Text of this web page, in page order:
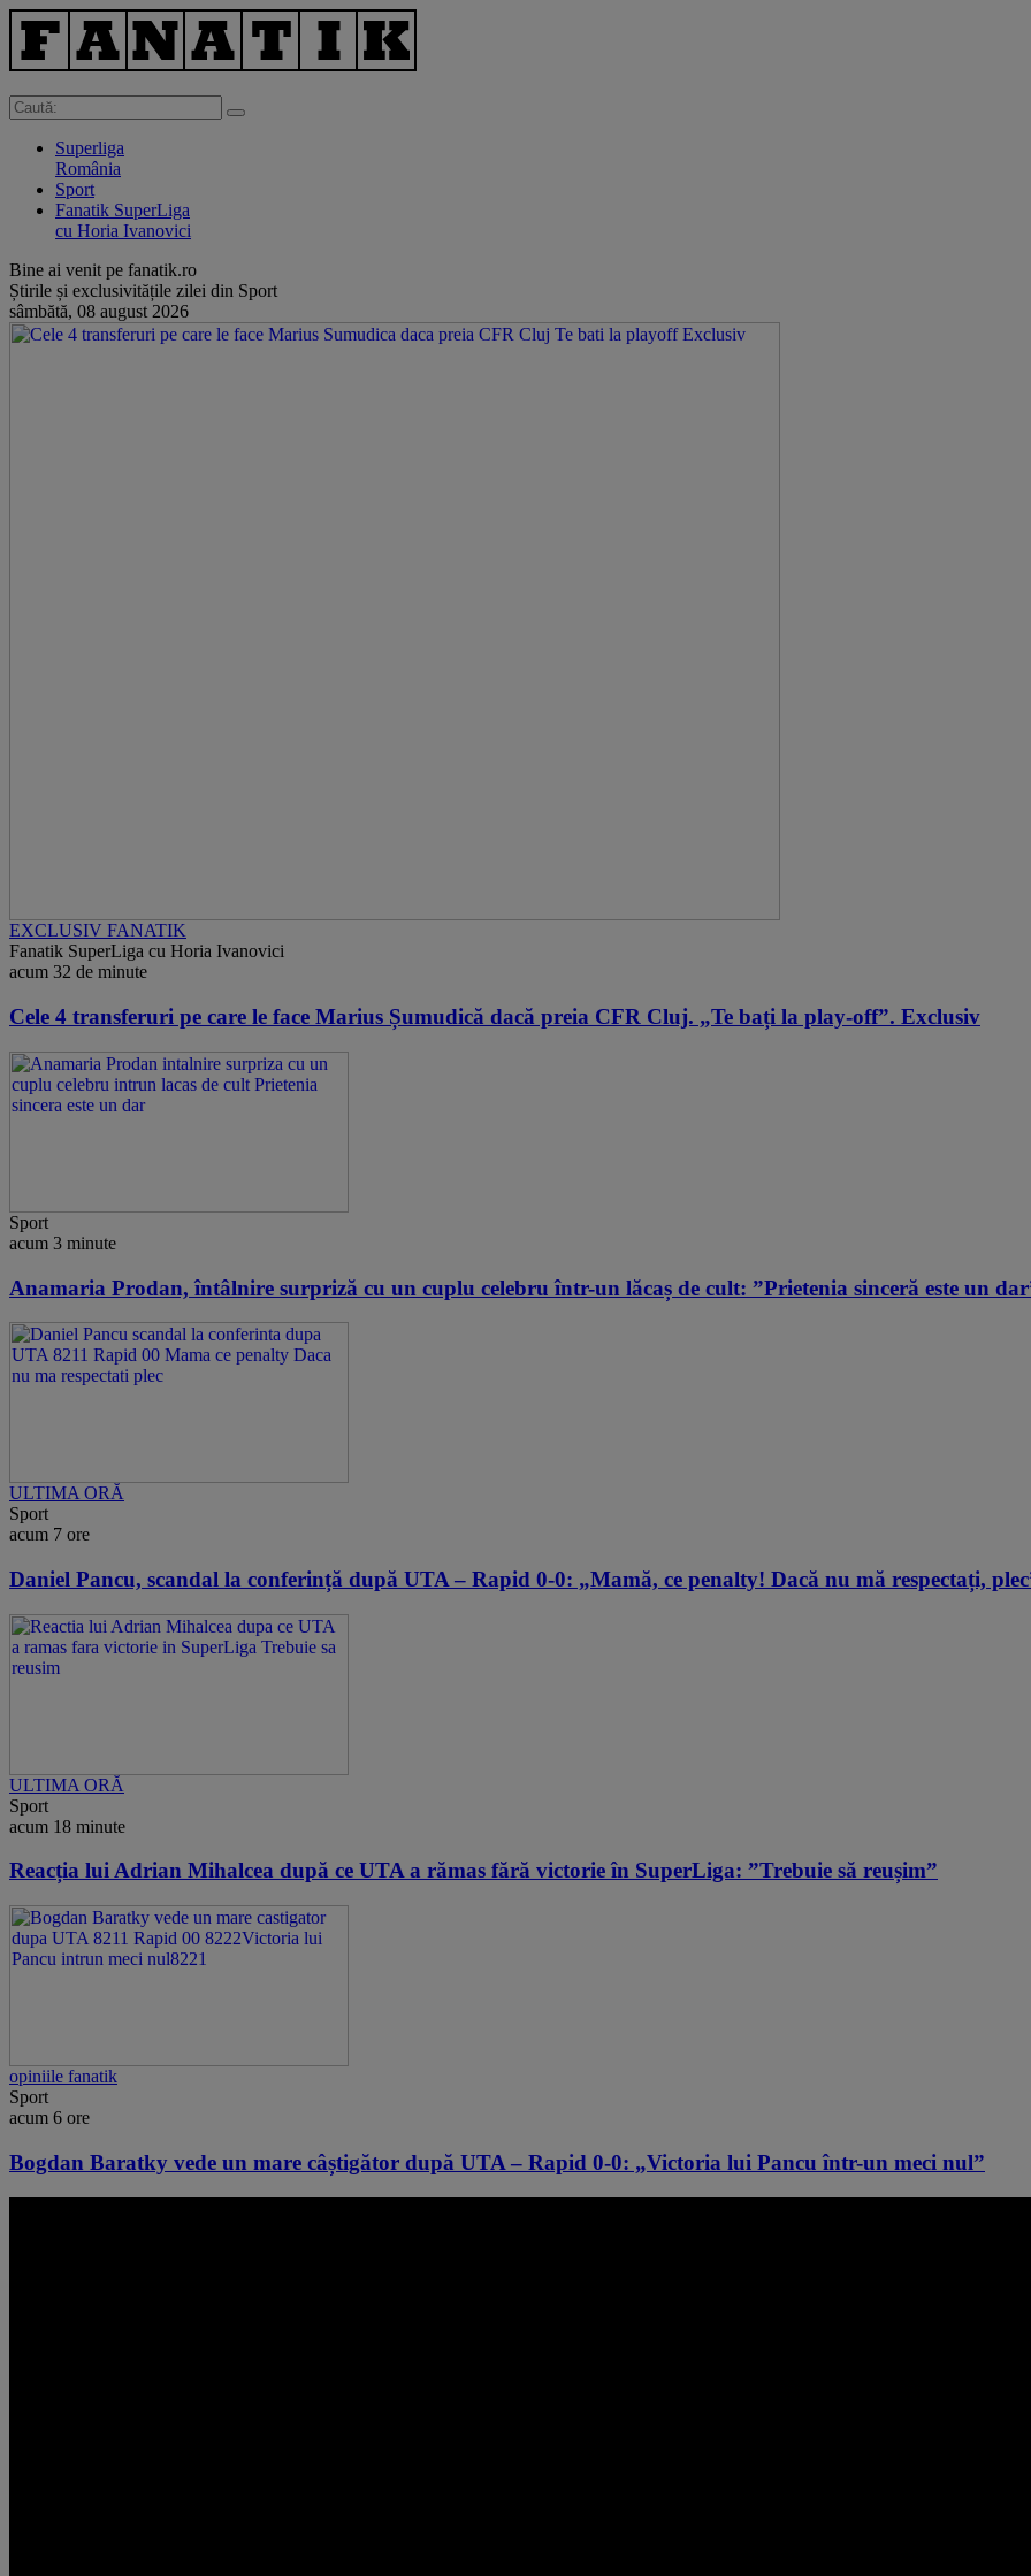
Superliga
România
Sport
Fanatik SuperLiga
cu Horia Ivanovici
Bine ai venit pe fanatik.ro
Știrile și exclusivitățile zilei din Sport
sâmbătă, 08 august 2026
EXCLUSIV FANATIK
Fanatik SuperLiga cu Horia Ivanovici
acum 32 de minute
Cele 4 transferuri pe care le face Marius Șumudică dacă preia CFR Cluj. „Te bați la play-off”. Exclusiv
Sport
acum 3 minute
Anamaria Prodan, întâlnire surpriză cu un cuplu celebru într-un lăcaș de cult: ”Prietenia sinceră este un
ULTIMA ORĂ
Sport
acum 7 ore
Daniel Pancu, scandal la conferință după UTA – Rapid 0-0: „Mamă, ce penalty! Dacă nu mă respectați,
ULTIMA ORĂ
Sport
acum 18 minute
Reacția lui Adrian Mihalcea după ce UTA a rămas fără victorie în SuperLiga: ”Trebuie să reușim”
opiniile fanatik
Sport
acum 6 ore
Bogdan Baratky vede un mare câștigător după UTA – Rapid 0-0: „Victoria lui Pancu într-un meci nul”